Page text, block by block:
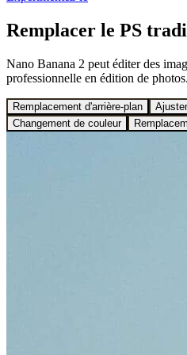
Remplacer le PS
Nano Banana 2 peut éditer des
professionnelle en édition de photos.
Remplacement d'arrière-plan
Changement de couleur